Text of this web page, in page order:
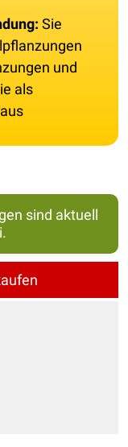
Sie
und
als
sind aktuell